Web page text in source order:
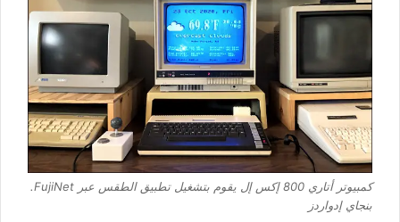
كمبيوتر أتاري 800 إكس إل يقوم بتشغيل تطبيق الطقس عبر FujiNet.
بنجاي إدواردز